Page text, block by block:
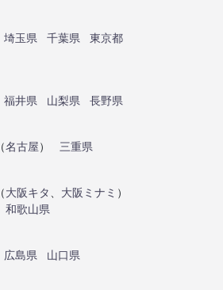
埼玉県 千葉県
東京都
福井県 山梨県
長野県
（名古屋）
三重県
（大阪キタ 大阪ミナミ ）
和歌山県
広島県
山口県